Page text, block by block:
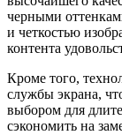
черными
и четкостью
контента
Кроме того,
службы экрана,
выбором для
сэкономить на